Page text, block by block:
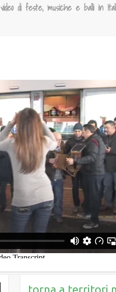
di feste, musiche e balli in
torna a territori